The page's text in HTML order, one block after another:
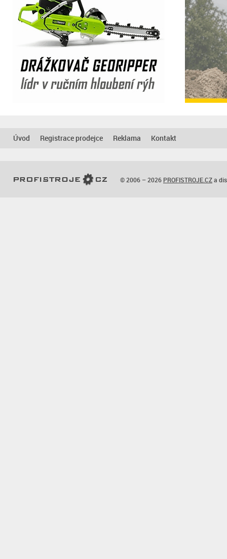
Úvod Registrace prodejce Reklama Kontakt
© 2006 – 2026 PROFISTROJE.CZa